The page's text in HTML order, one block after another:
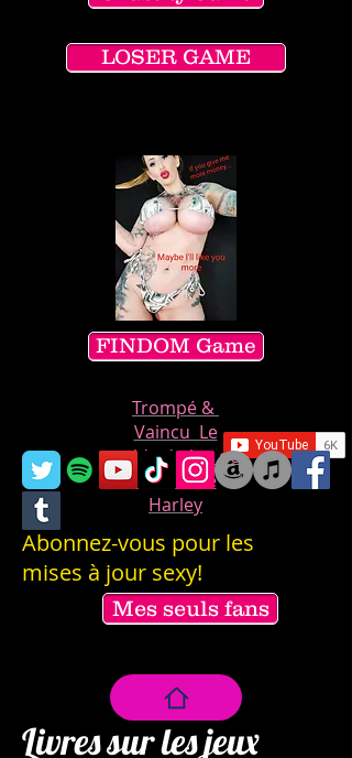
LOSER GAME
FINDOM Game
Trompé &
Vaincu Le
guide du jeu de
Maîtresse
Harley
Abonnez-vous pour les
mises à jour sexy!
Livres sur les jeux
Mes seuls fans